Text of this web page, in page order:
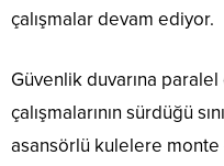
çalışmalar devam ediyor.
Güvenlik duvarına
çalışmalarının sürdüğü
asansörlü kulelere